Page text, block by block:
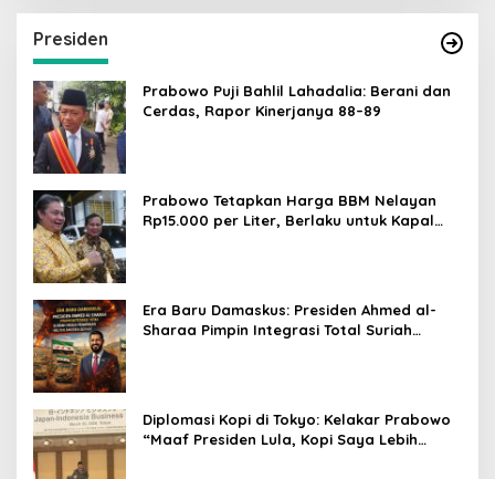
Presiden
Prabowo Puji Bahlil Lahadalia: Berani dan
Cerdas, Rapor Kinerjanya 88–89
Prabowo Tetapkan Harga BBM Nelayan
Rp15.000 per Liter, Berlaku untuk Kapal
Era Baru Damaskus: Presiden Ahmed al-
Sharaa Pimpin Integrasi Total Suriah
Diplomasi Kopi di Tokyo: Kelakar Prabowo
“Maaf Presiden Lula, Kopi Saya Lebih